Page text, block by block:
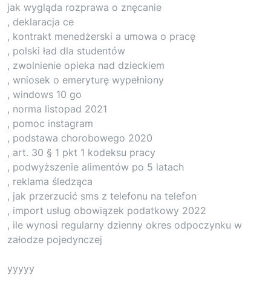
jak wygląda rozprawa o znęcanie
, deklaracja ce
, kontrakt menedżerski a umowa o pracę
, polski ład dla studentów
, zwolnienie opieka nad dzieckiem
, wniosek o emeryturę wypełniony
, windows 10 go
, norma listopad 2021
, pomoc instagram
, podstawa chorobowego 2020
, art. 30 § 1 pkt 1 kodeksu pracy
, podwyższenie alimentów po 5 latach
, reklama śledząca
, jak przerzucić sms z telefonu na telefon
, import usług obowiązek podatkowy 2022
, ile wynosi regularny dzienny okres odpoczynku w
załodze pojedynczej
yyyyy